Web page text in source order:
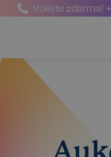
Volejte zdarma!